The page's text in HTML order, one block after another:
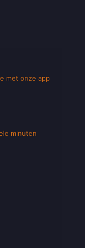
met onze app
minuten